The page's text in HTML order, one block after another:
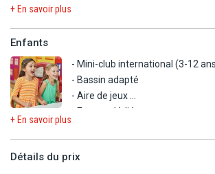
chaque instant de votre séjour.
+ En savoir plus
Enfants
- Mini-club international (3-12
- Bassin adapté
- Aire de jeux
- Espace dédié au restaurant
- Prêt de lit bébé (sur demande,
disponibilité)
+ En savoir plus
Détails du prix